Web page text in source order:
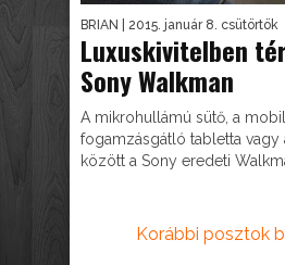
BRIAN | 2015. január 8. csütörtök
Luxuskivitelben
Sony Walkman
A mikrohullámú sütő, a
fogamzásgátló tabletta vagy
között a Sony eredeti
Korábbi posztok